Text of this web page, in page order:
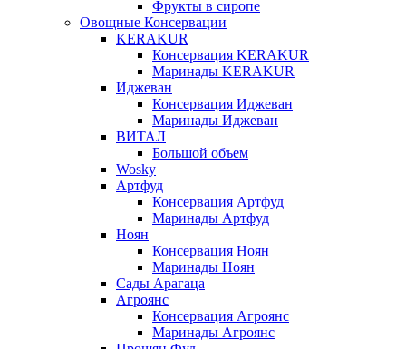
Фрукты в сиропе
Овощные Консервации
KERAKUR
Консервация KERAKUR
Маринады KERAKUR
Иджеван
Консервация Иджеван
Маринады Иджеван
ВИТАЛ
Большой объем
Wosky
Артфуд
Консервация Артфуд
Маринады Артфуд
Ноян
Консервация Ноян
Маринады Ноян
Сады Арагаца
Агроянс
Консервация Агроянс
Маринады Агроянс